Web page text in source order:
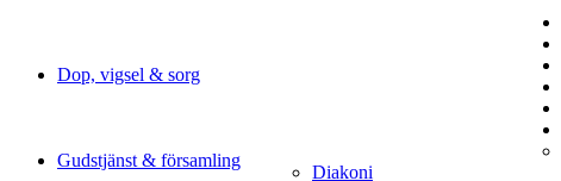
Dop, vigsel & sorg
Gudstjänst & församling
Diakoni